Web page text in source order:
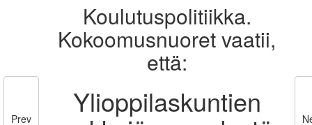
Prev
Koulutuspolitiikka.
Kokoomusnuoret vaatii,
että:
Ylioppilaskuntien